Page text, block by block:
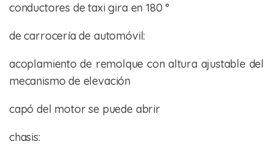
conductores de taxi gira en 180 °
de carrocería de automóvil:
acoplamiento de remolque con altura ajustable del
mecanismo de elevación
capó del motor se puede abrir
chasis: